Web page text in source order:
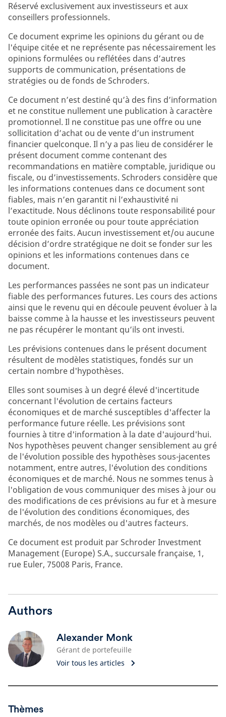
Réservé exclusivement aux investisseurs et aux
conseillers professionnels.
Ce document exprime les opinions du gérant ou de
l'équipe citée et ne représente pas nécessairement les
opinions formulées ou reflétées dans d’autres
supports de communication, présentations de
stratégies ou de fonds de Schroders.
Ce document n’est destiné qu’à des fins d’information
et ne constitue nullement une publication à caractère
promotionnel. Il ne constitue pas une offre ou une
sollicitation d’achat ou de vente d’un instrument
financier quelconque. Il n’y a pas lieu de considérer le
présent document comme contenant des
recommandations en matière comptable, juridique ou
fiscale, ou d’investissements. Schroders considère que
les informations contenues dans ce document sont
fiables, mais n’en garantit ni l’exhaustivité ni
l’exactitude. Nous déclinons toute responsabilité pour
toute opinion erronée ou pour toute appréciation
erronée des faits. Aucun investissement et/ou aucune
décision d’ordre stratégique ne doit se fonder sur les
opinions et les informations contenues dans ce
document.
Les performances passées ne sont pas un indicateur
fiable des performances futures. Les cours des actions
ainsi que le revenu qui en découle peuvent évoluer à la
baisse comme à la hausse et les investisseurs peuvent
ne pas récupérer le montant qu’ils ont investi.
Les prévisions contenues dans le présent document
résultent de modèles statistiques, fondés sur un
certain nombre d'hypothèses.
Elles sont soumises à un degré élevé d'incertitude
concernant l'évolution de certains facteurs
économiques et de marché susceptibles d'affecter la
performance future réelle. Les prévisions sont
fournies à titre d'information à la date d'aujourd'hui.
Nos hypothèses peuvent changer sensiblement au gré
de l'évolution possible des hypothèses sous-jacentes
notamment, entre autres, l'évolution des conditions
économiques et de marché. Nous ne sommes tenus à
l'obligation de vous communiquer des mises à jour ou
des modifications de ces prévisions au fur et à mesure
de l'évolution des conditions économiques, des
marchés, de nos modèles ou d'autres facteurs.
Ce document est produit par Schroder Investment
Management (Europe) S.A., succursale française, 1,
rue Euler, 75008 Paris, France.
Authors
Alexander Monk
Gérant de portefeuille
Voir tous les articles
Thèmes